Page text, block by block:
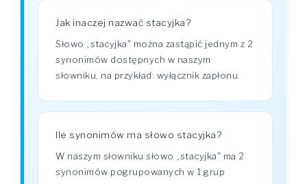
Jak inaczej nazwać stacyjka?
Słowo „stacyjka" można zastąpić jednym z 2
synonimów dostępnych w naszym
słowniku, na przykład: wyłącznik zapłonu.
Ile synonimów ma słowo stacyjka?
W naszym słowniku słowo „stacyjka" ma 2
synonimów pogrupowanych w 1 grup